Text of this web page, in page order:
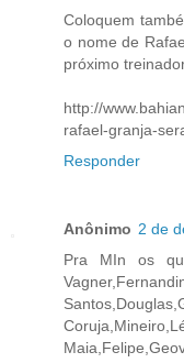
Coloquem
o nome de
próximo
http://
rafael-granja-
Responder
Anônimo 2 de
Pra MIn os